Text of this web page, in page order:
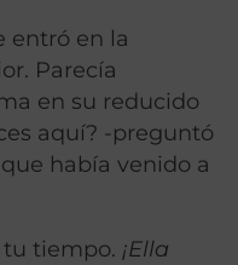
entró en la
Parecía
en su reducido
aquí? -preguntó
había venido a
tu tiempo. ¡Ella